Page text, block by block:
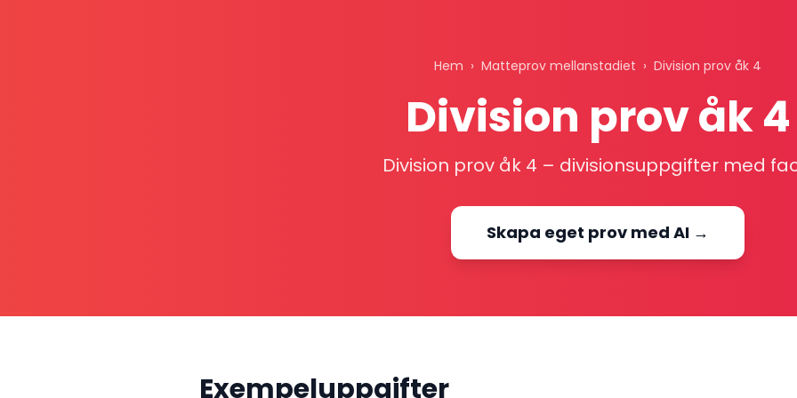
Hem › Matteprov mellanstadiet › Division prov åk 4
Division prov åk 4
Division prov åk 4 – divisionsuppgifter med
Skapa eget prov med AI →
Exempeluppgifter